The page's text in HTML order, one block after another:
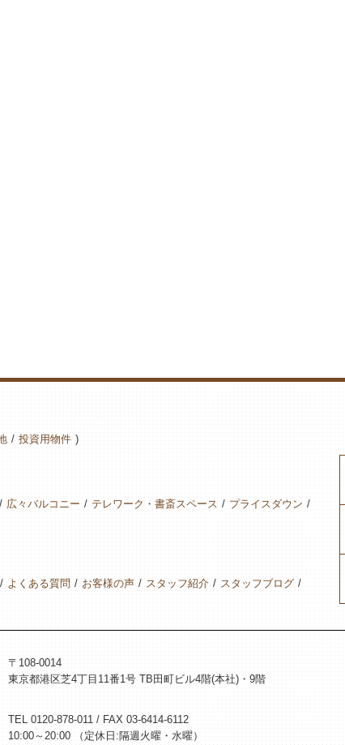
投資用物件
広々バルコニー テレワーク・書斎スペース
プライスダウン
よくある質問 お客様の声 スタッフ紹介
スタッフブログ
〒108-0014
東京都港区芝4丁目11番1号 TB田町ビル4階(本社)・9階
TEL 0120-878-011 / FAX 03-6414-6112
10:00～20:00 （定休日:隔週火曜・水曜）